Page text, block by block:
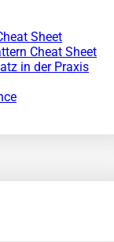
Sheet
Cheat Sheet
in der Praxis